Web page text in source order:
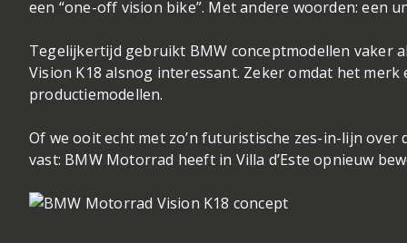
een “one-off vision bike”. Met andere woorden: een
Tegelijkertijd gebruikt BMW conceptmodellen vaker
Vision K18 alsnog interessant. Zeker omdat het
productiemodellen.
Of we ooit echt met zo’n futuristische zes-in-lijn
vast: BMW Motorrad heeft in Villa d’Este opnieuw